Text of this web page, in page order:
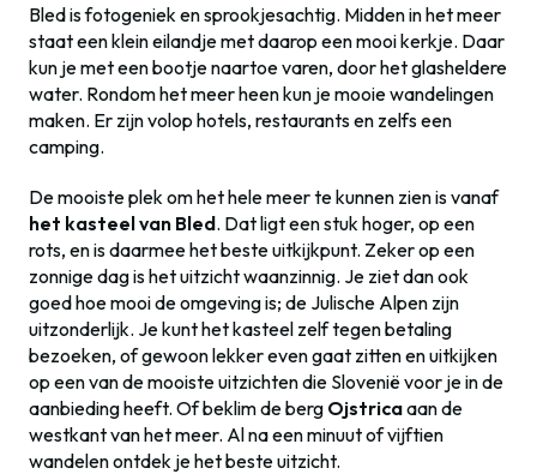
Bled is fotogeniek en sprookjesachtig. Midden in het meer
staat een klein eilandje met daarop een mooi kerkje. Daar
kun je met een bootje naartoe varen, door het glasheldere
water. Rondom het meer heen kun je mooie wandelingen
maken. Er zijn volop hotels, restaurants en zelfs een
camping.
De mooiste plek om het hele meer te kunnen zien is vanaf
het kasteel van Bled. Dat ligt een stuk hoger, op een
rots, en is daarmee het beste uitkijkpunt. Zeker op een
zonnige dag is het uitzicht waanzinnig. Je ziet dan ook
goed hoe mooi de omgeving is; de Julische Alpen zijn
uitzonderlijk. Je kunt het kasteel zelf tegen betaling
bezoeken, of gewoon lekker even gaat zitten en uitkijken
op een van de mooiste uitzichten die Slovenië voor je in de
aanbieding heeft. Of beklim de berg Ojstricaaan de
westkant van het meer. Al na een minuut of vijftien
wandelen ontdek je het beste uitzicht.